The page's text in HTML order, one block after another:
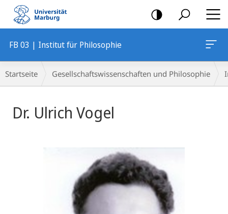
Mobile-
Navigation
FB 03 | Institut für Philosophie
Breadcrumb-
Navigation
Startseite Gesellschaftswissenschaften und Philosophie
Dr. Ulrich Vogel